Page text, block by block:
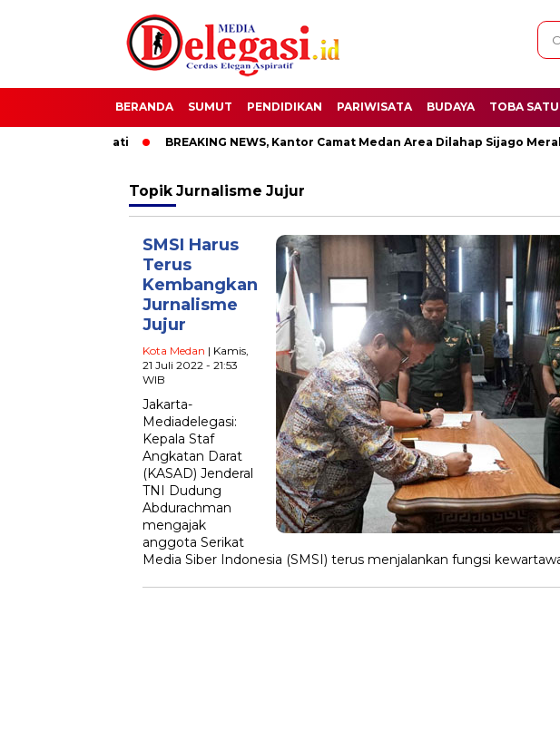
BERANDA SUMUT PENDIDIKAN PARIWISATA BUDAYA TOBA SATU
BREAKING NEWS, Kantor Camat Medan Area Dilahap Sijago Merah
Topik Jurnalisme Jujur
SMSI Harus
Terus
Kembangkan
Jurnalisme
Jujur
Kota Medan | Kamis,
21 Juli 2022 - 21:53
WIB
Jakarta-
Mediadelegasi:
Kepala Staf
Angkatan Darat
(KASAD) Jenderal
TNI Dudung
Abdurachman
mengajak
anggota Serikat
Media Siber Indonesia (SMSI) terus menjalankan fungsi